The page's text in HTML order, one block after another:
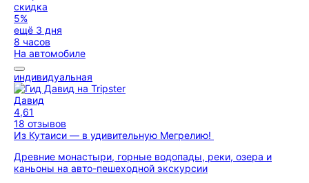
скидка
5%
ещё 3 дня
8 часов
На автомобиле
индивидуальная
Давид
4,61
18 отзывов
Из Кутаиси — в удивительную Мегрелию!
Древние монастыри, горные водопады, реки, озера и
каньоны на авто-пешеходной экскурсии